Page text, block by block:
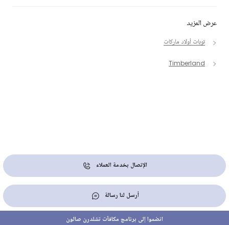
عرض المزيد
توبات أولاد ماركات
Timberland
الإتصال بخدمة العملاء
أرسل لنا رسالة
انضموا إلى برنامج مكافآت تشلدرن صالون